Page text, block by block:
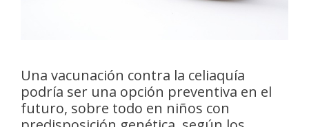
Una vacunación contra la celiaquía
podría ser una opción preventiva en el
futuro, sobre todo en niños con